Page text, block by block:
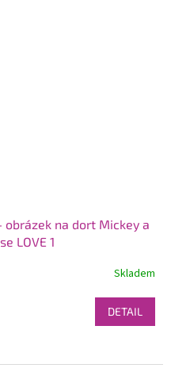
na dort Mickey a
LOVE 1
Skladem
DETAIL